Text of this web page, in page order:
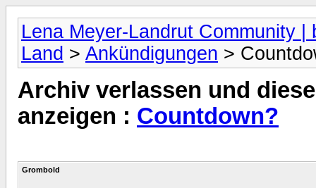
Lena Meyer-Landrut Community |
Land > Ankündigungen >
Archiv verlassen und
anzeigen : Countdown?
Grombold